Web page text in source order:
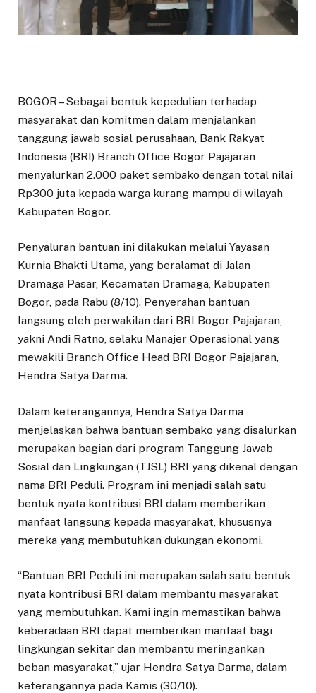
BOGOR – Sebagai bentuk kepedulian terhadap
masyarakat dan komitmen dalam menjalankan
tanggung jawab sosial perusahaan, Bank Rakyat
Indonesia (BRI) Branch Office Bogor Pajajaran
menyalurkan 2.000 paket sembako dengan total nilai
Rp300 juta kepada warga kurang mampu di wilayah
Kabupaten Bogor.
Penyaluran bantuan ini dilakukan melalui Yayasan
Kurnia Bhakti Utama, yang beralamat di Jalan
Dramaga Pasar, Kecamatan Dramaga, Kabupaten
Bogor, pada Rabu (8/10). Penyerahan bantuan
langsung oleh perwakilan dari BRI Bogor Pajajaran,
yakni Andi Ratno, selaku Manajer Operasional yang
mewakili Branch Office Head BRI Bogor Pajajaran,
Hendra Satya Darma.
Dalam keterangannya, Hendra Satya Darma
menjelaskan bahwa bantuan sembako yang disalurkan
merupakan bagian dari program Tanggung Jawab
Sosial dan Lingkungan (TJSL) BRI yang dikenal dengan
nama BRI Peduli. Program ini menjadi salah satu
bentuk nyata kontribusi BRI dalam memberikan
manfaat langsung kepada masyarakat, khususnya
mereka yang membutuhkan dukungan ekonomi.
“Bantuan BRI Peduli ini merupakan salah satu bentuk
nyata kontribusi BRI dalam membantu masyarakat
yang membutuhkan. Kami ingin memastikan bahwa
keberadaan BRI dapat memberikan manfaat bagi
lingkungan sekitar dan membantu meringankan
beban masyarakat,” ujar Hendra Satya Darma, dalam
keterangannya pada Kamis (30/10).